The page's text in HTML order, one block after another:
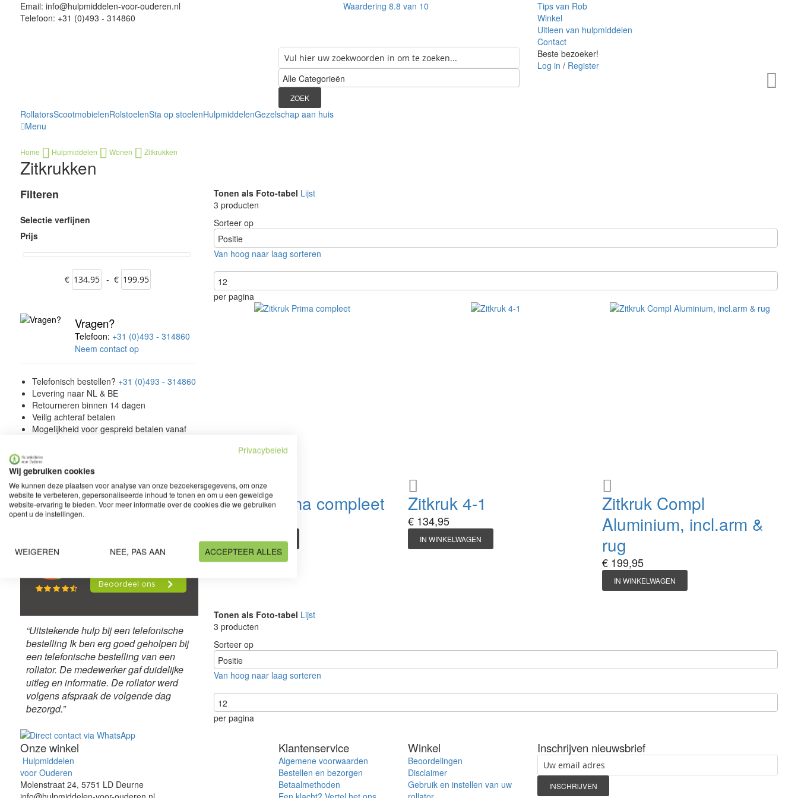
Email: info@hulpmiddelen-voor-ouderen.nl
Telefoon: +31 (0)493 - 314860
Waardering8.8 van 10
Tips van Rob
Winkel
Uitleen van hulpmiddelen
Contact
ZOEK
Beste bezoeker!
Log in / Register
RollatorsScootmobielenRolstoelenSta op stoelenHulpmiddelenGezelschap aan huis
Menu
Home Hulpmiddelen Wonen Zitkrukken
Zitkrukken
Tonen als Foto-tabel Lijst
3 producten
Sorteer op
Van hoog naar laag sorteren
per pagina
Voeg
toe
aan
Zitkruk Prima compleet
IN WINKELWAGEN
toe
aan
verlanglijst
Zitkruk 4-1
€ 134,95
IN WINKELWAGEN
toe
aan
verlanglijst
Zitkruk Compl
Aluminium, incl.arm &
rug
€ 199,95
IN WINKELWAGEN
Tonen als Foto-tabel Lijst
3 producten
Sorteer op
Van hoog naar laag sorteren
per pagina
Filteren
Selectie verfijnen
Prijs
€ - €
Vragen?
Telefoon: +31 (0)493 - 314860
Neem contact op
Telefonisch bestellen? +31 (0)493 - 314860
Levering naar NL& BE
Retourneren binnen 14 dagen
Veilig achteraf betalen
Mogelijkheid voor gespreid betalen vanaf
30.000+
Echte winkel
“Uitstekende hulp bij een telefonische
bestelling Ik ben erg goed geholpen bij
een telefonische bestelling van een
rollator. De medewerker gaf duidelijke
uitleg en informatie. De rollator werd
volgens afspraak de volgende dag
bezorgd.”
Onze winkel
Hulpmiddelen
voor Ouderen
Molenstraat 24, 5751 LD Deurne
Klantenservice
Algemene voorwaarden
Bestellen en bezorgen
Betaalmethoden
Winkel
Beoordelingen
Disclaimer
Gebruik en instellen van uw
Inschrijven nieuwsbrief
INSCHRIJVEN
Privacybeleid
Wij gebruiken cookies
We kunnen deze plaatsen voor analyse van onze bezoekersgegevens, om onze
website te verbeteren, gepersonaliseerde inhoud te tonen en om u een geweldige
website-ervaring te bieden. Voor meer informatie over de cookies die we gebruiken
opent u de instellingen.
WEIGEREN NEE, PAS AAN ACCEPTEER ALLES